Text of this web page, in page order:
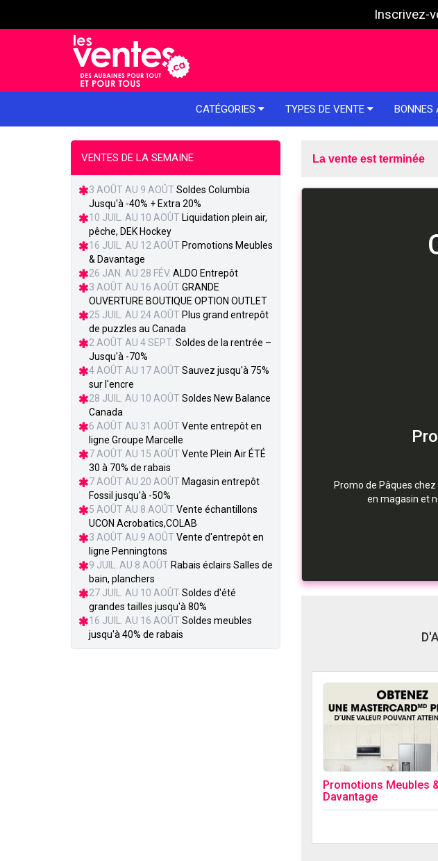
Inscrivez-
CATÉGORIES TYPES DE VENTE BONNES
La vente est terminée
Promo de Pâques
en magasin et
Promotions Meubles
Davantage
VENTES DE LA SEMAINE
3 AOÛT AU 9 AOÛT Soldes Columbia
Jusqu'à -40% + Extra 20%
10 JUIL. AU 10 AOÛT Liquidation plein air,
pêche, DEK Hockey
16 JUIL. AU 12 AOÛT Promotions Meubles
& Davantage
26 JAN. AU 28 FÉV. ALDO Entrepôt
3 AOÛT AU 16 AOÛT GRANDE
OUVERTURE BOUTIQUE OPTION OUTLET
25 JUIL. AU 24 AOÛT Plus grand entrepôt
de puzzles au Canada
2 AOÛT AU 4 SEPT. Soldes de la rentrée –
Jusqu'à -70%
4 AOÛT AU 17 AOÛT Sauvez jusqu'à 75%
sur l'encre
28 JUIL. AU 10 AOÛT Soldes New Balance
Canada
6 AOÛT AU 31 AOÛT Vente entrepôt en
ligne Groupe Marcelle
7 AOÛT AU 15 AOÛT Vente Plein Air ÉTÉ
30 à 70% de rabais
7 AOÛT AU 20 AOÛT Magasin entrepôt
Fossil jusqu'à -50%
5 AOÛT AU 8 AOÛT Vente échantillons
UCON Acrobatics,COLAB
3 AOÛT AU 9 AOÛT Vente d'entrepôt en
ligne Penningtons
9 JUIL. AU 8 AOÛT Rabais éclairs Salles de
bain, planchers
27 JUIL. AU 10 AOÛT Soldes d'été
grandes tailles jusqu'à 80%
16 JUIL. AU 16 AOÛT Soldes meubles
jusqu'à 40% de rabais